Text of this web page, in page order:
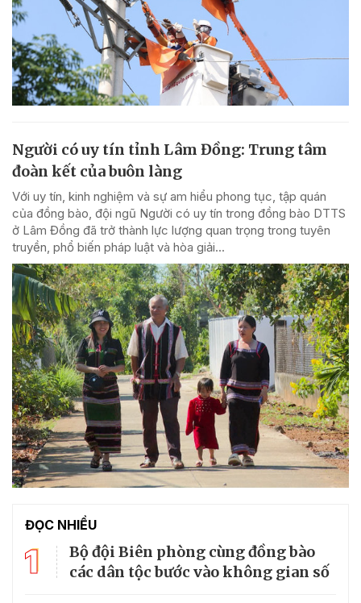
Người có uy tín tỉnh Lâm Đồng: Trung tâm
đoàn kết của buôn làng
Với uy tín, kinh nghiệm và sự am hiểu phong tục, tập quán
của đồng bào, đội ngũ Người có uy tín trong đồng bào DTTS
ở Lâm Đồng đã trở thành lực lượng quan trọng trong tuyên
truyền, phổ biến pháp luật và hòa giải...
ĐỌC NHIỀU
1
Bộ đội Biên phòng cùng đồng bào
các dân tộc bước vào không gian số